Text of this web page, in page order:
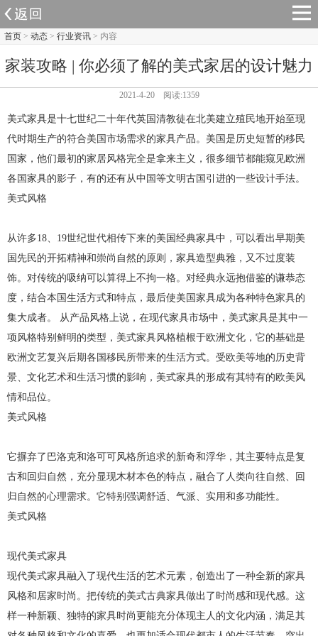
首页 > 动态 > 行业资讯 > 内容
家装攻略 | 你必须了解的美式家居的设计魅力
2021-4-20 阅读:1359
美式家具是十七世纪二十年代英国清教徒在北美建立殖民地开始至现
代时期生产的符合美国市场需求的家具产品。美国是历史短暂的移民
国家，他们最初的家居风格完全是拿来主义，很多细节都能窥见欧洲
各国家具的影子，有的还有从中国等文明古国引进的一些设计手法。
美式风格
从许多18、19世纪世代相传下来的美国经典家具中，可以看出早期美
国先民的开拓精神和崇尚自然的原则，家具造型典雅，又不过度装
饰。对传统的吸纳可以算得上不拘一格。对经典永远抱借鉴的谦恭态
度，结合本国生活方式和特点，最后使美国家具成为各种特色家具的
集大成者。 从产品风格上说，在现代家具市场中，美式家具是其中一
项风格特别鲜明的类型，美式家具风格植根于欧洲文化，它的基础是
欧洲文艺复兴后期各国移民所带来的生活方式。受欧美等地的历史背
景、文化艺术和生活习惯的影响，美式家具的形成有其特有的欧美风
情和品位。
美式风格
它摒弃了巴洛克和洛可可风格所追求的新奇和浮华，其主要特点是复
古和回归自然，充分显现木材本色的特点，融合了人类向往自然、回
归自然的心理需求。它特别强调舒适、气派、实用和多功能性。
美式风格
现代美式家具
现代美式家具融入了现代生活的艺术元素，创造出了一种全新的家具
风格和居家时尚。把传统的美式古典家具做出了时尚感和现代感。这
样一种新颖、独特的家具时尚更能充分体现主人的文化内涵，满足其